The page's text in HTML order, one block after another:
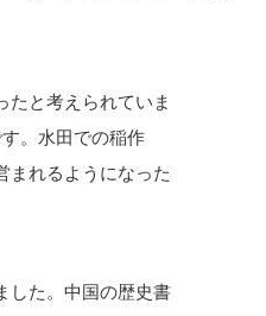
たと考えられていま
。水田での稲作
まれるようになった
した。中国の歴史書